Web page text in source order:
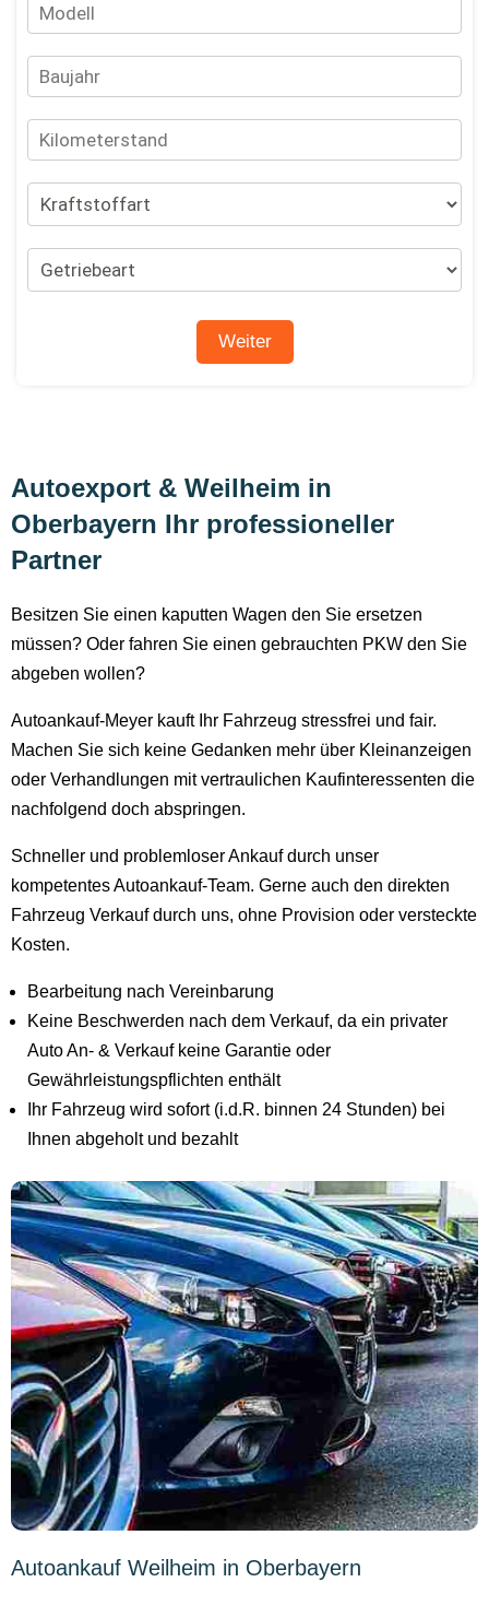
Autoexport & Weilheim in
Oberbayern Ihr professioneller
Partner
Besitzen Sie einen kaputten Wagen den Sie ersetzen
müssen? Oder fahren Sie einen gebrauchten PKW den Sie
abgeben wollen?
Autoankauf-Meyer kauft Ihr Fahrzeug stressfrei und fair.
Machen Sie sich keine Gedanken mehr über Kleinanzeigen
oder Verhandlungen mit vertraulichen Kaufinteressenten die
nachfolgend doch abspringen.
Schneller und problemloser Ankauf durch unser
kompetentes Autoankauf-Team. Gerne auch den direkten
Fahrzeug Verkauf durch uns, ohne Provision oder versteckte
Kosten.
Bearbeitung nach Vereinbarung
Keine Beschwerden nach dem Verkauf, da ein privater
Auto An- & Verkauf keine Garantie oder
Gewährleistungspflichten enthält
Ihr Fahrzeug wird sofort (i.d.R. binnen 24 Stunden) bei
Ihnen abgeholt und bezahlt
Autoankauf Weilheim in Oberbayern